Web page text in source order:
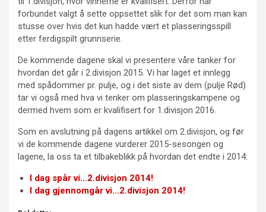
forbundet valgt å sette oppsettet slik for det som man kan
stusse over hvis det kun hadde vært et plasseringsspill
etter ferdigspilt grunnserie.
De kommende dagene skal vi presentere våre tanker for
hvordan det går i 2.divisjon 2015. Vi har laget et innlegg
med spådommer pr. pulje, og i det siste av dem (pulje Rød)
tar vi også med hva vi tenker om plasseringskampene og
dermed hvem som er kvalifisert for 1.divisjon 2016.
Som en avslutning på dagens artikkel om 2.divisjon, og før
vi de kommende dagene vurderer 2015-sesongen og
lagene, la oss ta et tilbakeblikk på hvordan det endte i 2014:
I dag spår vi…2.divisjon 2014!
I dag gjennomgår vi…2.divisjon 2014!